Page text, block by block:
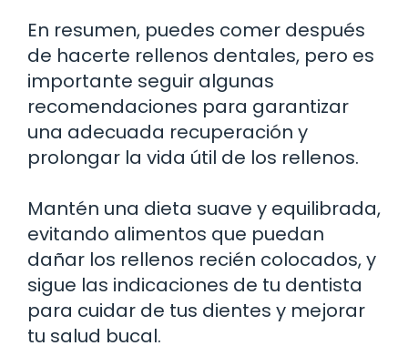
En resumen, puedes comer después
de hacerte rellenos dentales, pero es
importante seguir algunas
recomendaciones para garantizar
una adecuada recuperación y
prolongar la vida útil de los rellenos.
Mantén una dieta suave y equilibrada,
evitando alimentos que puedan
dañar los rellenos recién colocados, y
sigue las indicaciones de tu dentista
para cuidar de tus dientes y mejorar
tu salud bucal.